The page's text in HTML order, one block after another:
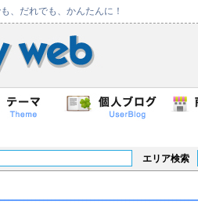
、だれでも、かんたんに！
エリア検索